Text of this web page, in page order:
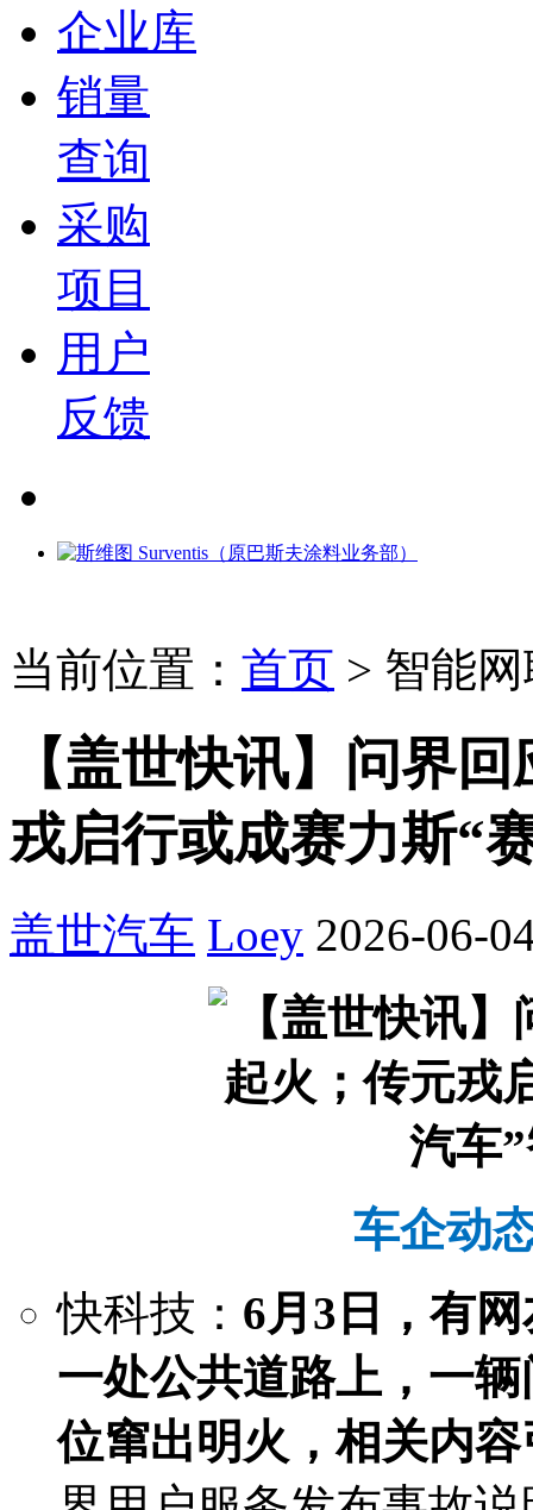
企业库
销量
查询
采购
项目
用户
反馈
当前位置： 首页 > 智能
【盖世快讯】问界
戎启行或成赛力斯“
盖世汽车 Loey 2026-06-
车企动
快科技： 6月3日，有
一处公共道路上，一
位窜出明火，相关内